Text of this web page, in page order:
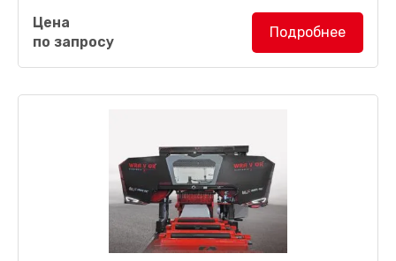
Горизонтальный лесопильный станок WRC
2000 ACпроизводительностью до 100 м³
древесины в смену отличается наличием прочной...
Цена
по запросу
Подробнее